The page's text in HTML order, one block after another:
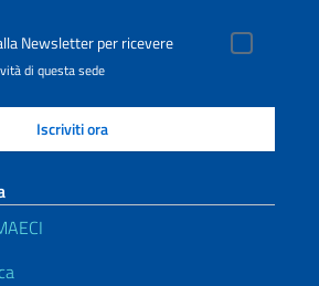
Newsletter per ricevere
di questa sede